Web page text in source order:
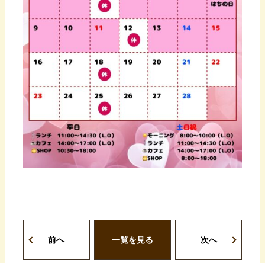
前へ 一覧を見る 次へ